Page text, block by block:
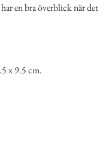
en bra överblick när det
x 9.5 cm.